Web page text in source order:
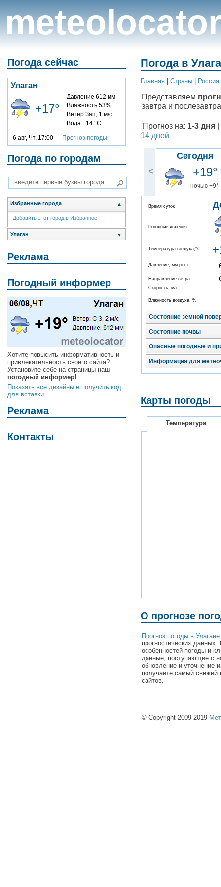
meteolocator
Погода сейчас
Улаган
+17°
Давление 612 мм
Влажность 53%
Ветер Зап, 1 м/с
Вода +14 °C
6 авг, Чт, 17:00 Прогноз погоды
Погода по городам
Избранные города ▲
Добавить этот город в Избранное
Улаган ▼
Реклама
Погодный информер
Хотите повысить информативность и
привлекательность своего сайта?
Установите себе на страницы наш
погодный информер!
Показать все дизайны и получить код
для вставки
Реклама
Контакты
Погода в
Главная Cтраны Россия
Представляем
завтра и
Прогноз на: 1-3 дня
14 дней
<
Сегодня
+19°
ночью +9°
Время суток
Погодные явления
Температура воздуха,°C
Давление, мм рт.ст.
Направление ветра
Скорость, м/с
Влажность воздуха, %
Состояние земной
Состояние почвы
Опасные погодные и
Информация для
Карты погоды
Температура
О прогнозе
Прогноз погоды в Улагане
прогностических
особенностей погоды и
данные, поступающие с
обновление и уточнение
получаете самый свежий
сайтов.
© Copyright 2009-2019